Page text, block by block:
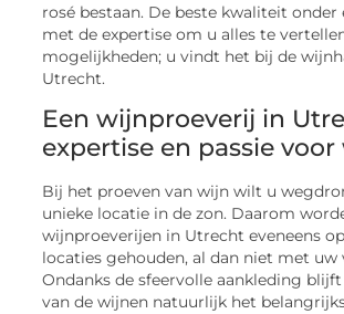
rosé bestaan. De beste kwaliteit onder
met de expertise om u alles te
mogelijkheden; u vindt het bij de
Utrecht.
Een wijnproeverij in
expertise en passie
Bij het proeven van wijn wilt u
unieke locatie in de zon. Daarom
wijnproeverijen in Utrecht eveneens
locaties gehouden, al dan niet met uw
Ondanks de sfeervolle aankleding
van de wijnen natuurlijk het